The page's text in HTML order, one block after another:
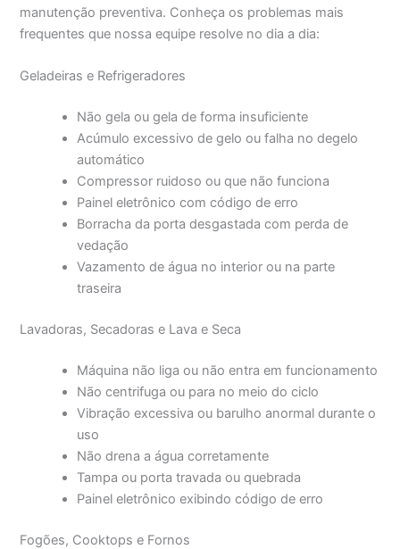
manutenção preventiva. Conheça os problemas mais
frequentes que nossa equipe resolve no dia a dia:
Geladeiras e Refrigeradores
Não gela ou gela de forma insuficiente
Acúmulo excessivo de gelo ou falha no degelo
automático
Compressor ruidoso ou que não funciona
Painel eletrônico com código de erro
Borracha da porta desgastada com perda de
vedação
Vazamento de água no interior ou na parte
traseira
Lavadoras, Secadoras e Lava e Seca
Máquina não liga ou não entra em funcionamento
Não centrifuga ou para no meio do ciclo
Vibração excessiva ou barulho anormal durante o
uso
Não drena a água corretamente
Tampa ou porta travada ou quebrada
Painel eletrônico exibindo código de erro
Fogões, Cooktops e Fornos